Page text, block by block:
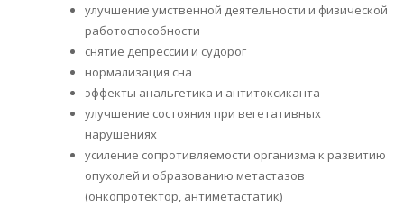
улучшение умственной деятельности и физической
работоспособности
снятие депрессии и судорог
нормализация сна
эффекты анальгетика и антитоксиканта
улучшение состояния при вегетативных
нарушениях
усиление сопротивляемости организма к развитию
опухолей и образованию метастазов
(онкопротектор, антиметастатик)